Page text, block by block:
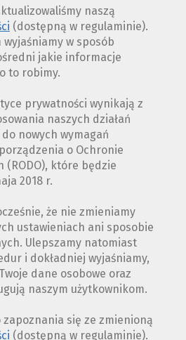
naszą
(dostępną w regulaminie).
w sposób
jakie informacje
to robimy.
prywatności wynikają z
naszych działań
nowych wymagań
o Ochronie
(RODO), które będzie
2018 r.
że nie zmieniamy
ustawieniach ani sposobie
Ulepszamy natomiast
i dokładniej wyjaśniamy,
dane osobowe oraz
naszym użytkownikom.
zapoznania się ze zmienioną
(dostępną w regulaminie).